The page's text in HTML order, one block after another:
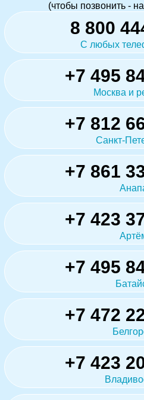
(чтобы позвонить -
8 800
С любых
+7 495
Москва и
+7 812
Санкт-
+7 861
+7 423
+7 495
+7 472
+7 423